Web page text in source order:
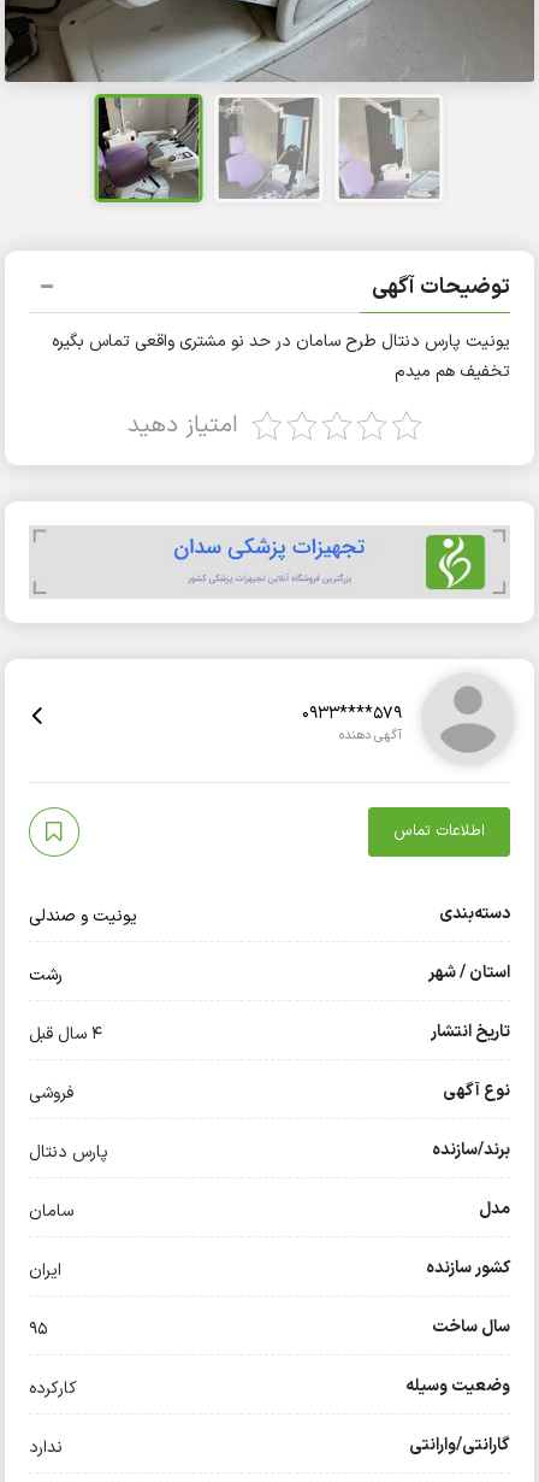
توضیحات آگهی
یونیت پارس دنتال طرح سامان در حد نو مشتری واقعی تماس بگیره
تخفیف هم میدم
امتیاز دهید
0933****579
آگهی دهنده
اطلاعات تماس
دسته‌بندی یونیت و صندلی
استان / شهر رشت
تاریخ انتشار 4 سال قبل
نوع آگهی فروشی
برند/سازنده پارس دنتال
مدل سامان
کشور سازنده ایران
سال ساخت ۹۵
وضعیت وسیله کارکرده
گارانتی/وارانتی ندارد